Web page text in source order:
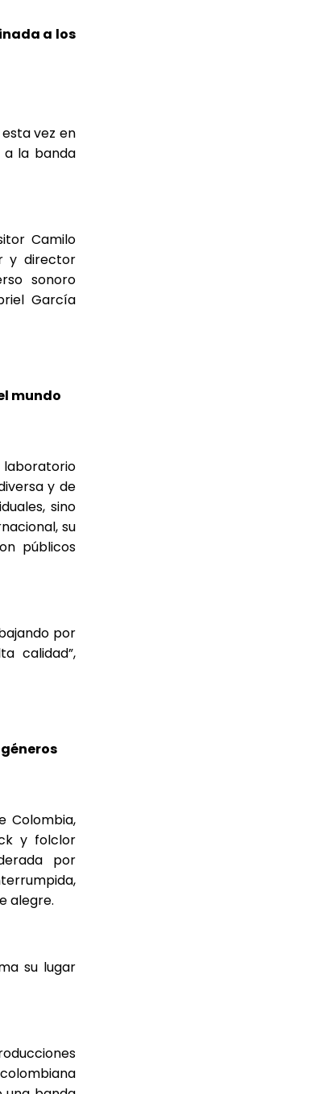
a los
vez en
a la banda
Camilo
y director
sonoro
García
mundo
y de
sino
su
públicos
por
calidad”,
Colombia,
y folclor
por
alegre.
su lugar